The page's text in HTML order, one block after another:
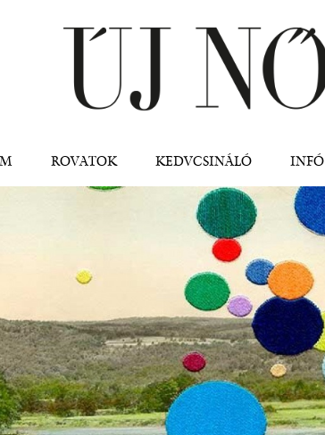
ROVATOK KEDVCSINÁLÓ INFÓ